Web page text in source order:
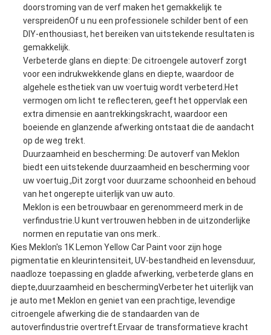
doorstroming van de verf maken het gemakkelijk te
verspreidenOf u nu een professionele schilder bent of een
DIY-enthousiast, het bereiken van uitstekende resultaten is
gemakkelijk.
Verbeterde glans en diepte: De citroengele autoverf zorgt
voor een indrukwekkende glans en diepte, waardoor de
algehele esthetiek van uw voertuig wordt verbeterd.Het
vermogen om licht te reflecteren, geeft het oppervlak een
extra dimensie en aantrekkingskracht, waardoor een
boeiende en glanzende afwerking ontstaat die de aandacht
op de weg trekt.
Duurzaamheid en bescherming: De autoverf van Meklon
biedt een uitstekende duurzaamheid en bescherming voor
uw voertuig.,Dit zorgt voor duurzame schoonheid en behoud
van het ongerepte uiterlijk van uw auto.
Meklon is een betrouwbaar en gerenommeerd merk in de
verfindustrie.U kunt vertrouwen hebben in de uitzonderlijke
normen en reputatie van ons merk..
Kies Meklon's 1K Lemon Yellow Car Paint voor zijn hoge
pigmentatie en kleurintensiteit, UV-bestandheid en levensduur,
naadloze toepassing en gladde afwerking, verbeterde glans en
diepte,duurzaamheid en beschermingVerbeter het uiterlijk van
je auto met Meklon en geniet van een prachtige, levendige
citroengele afwerking die de standaarden van de
autoverfindustrie overtreft.Ervaar de transformatieve kracht